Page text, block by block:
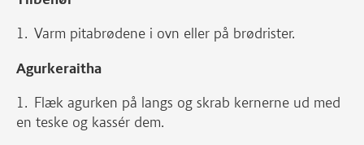
Varm pitabrødene i ovn eller på brødrister.
Agurkeraitha
Flæk agurken på langs og skrab kernerne ud med
en teske og kassér dem.